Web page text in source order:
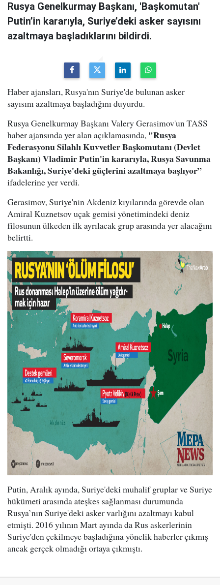
Rusya Genelkurmay Başkanı, 'Başkomutan'
Putin’in kararıyla, Suriye’deki asker sayısını
azaltmaya başladıklarını bildirdi.
Haber ajansları, Rusya'nın Suriye'de bulunan asker
sayısını azaltmaya başladığını duyurdu.
Rusya Genelkurmay Başkanı Valery Gerasimov'un TASS
haber ajansında yer alan açıklamasında, "Rusya
Federasyonu Silahlı Kuvvetler Başkomutanı (Devlet
Başkanı) Vladimir Putin'in kararıyla, Rusya Savunma
Bakanlığı, Suriye'deki güçlerini azaltmaya başlıyor”
ifadelerine yer verdi.
Gerasimov, Suriye'nin Akdeniz kıyılarında görevde olan
Amiral Kuznetsov uçak gemisi yönetimindeki deniz
filosunun ülkeden ilk ayrılacak grup arasında yer alacağını
belirtti.
Putin, Aralık ayında, Suriye'deki muhalif gruplar ve Suriye
hükümeti arasında ateşkes sağlanması durumunda
Rusya’nın Suriye'deki asker varlığını azaltmayı kabul
etmişti. 2016 yılının Mart ayında da Rus askerlerinin
Suriye'den çekilmeye başladığına yönelik haberler çıkmış
ancak gerçek olmadığı ortaya çıkmıştı.